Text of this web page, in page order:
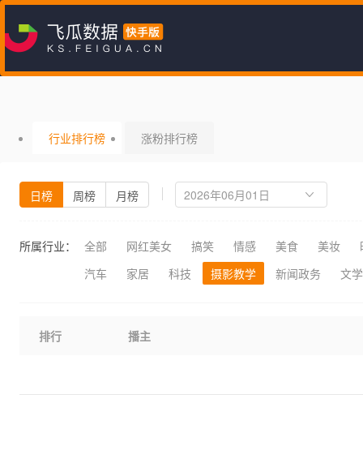
行业排行榜 涨粉排行榜
日榜 周榜 月榜
所属行业： 全部 网红美女 搞笑 情感 美食 美妆
汽车
家居 科技 摄影教学 新闻政务 文
排行 播主